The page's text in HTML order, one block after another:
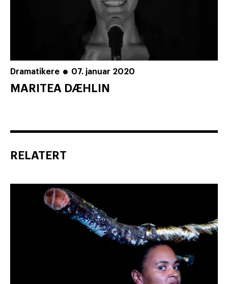
Dramatikere 07. januar 2020
MARITEA DÆHLIN
RELATERT